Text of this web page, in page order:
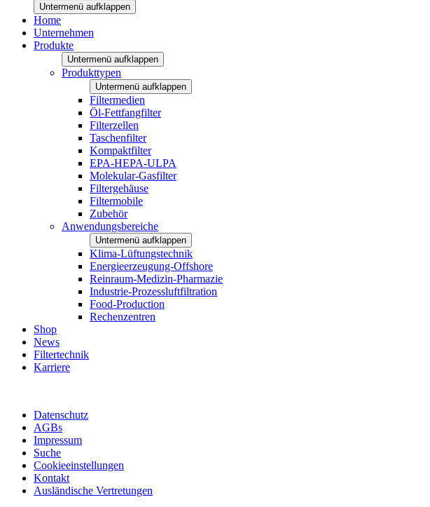
Untermenü aufklappen
Home
Unternehmen
Produkte
Untermenü aufklappen
Produkttypen
Untermenü aufklappen
Filtermedien
Öl-Fettfangfilter
Filterzellen
Taschenfilter
Kompaktfilter
EPA-HEPA-ULPA
Molekular-Gasfilter
Filtergehäuse
Filtermobile
Zubehör
Anwendungsbereiche
Untermenü aufklappen
Klima-Lüftungstechnik
Energieerzeugung-Offshore
Reinraum-Medizin-Pharmazie
Industrie-Prozessluftfiltration
Food-Production
Rechenzentren
Shop
News
Filtertechnik
Karriere
Datenschutz
AGBs
Impressum
Suche
Cookieeinstellungen
Kontakt
Ausländische Vertretungen